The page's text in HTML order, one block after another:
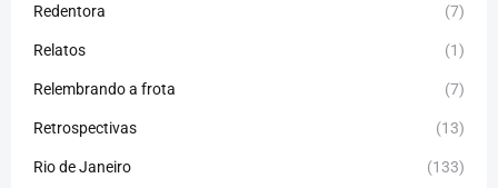
Redentora (7)
Relatos (1)
Relembrando a frota (7)
Retrospectivas (13)
Rio de Janeiro (133)